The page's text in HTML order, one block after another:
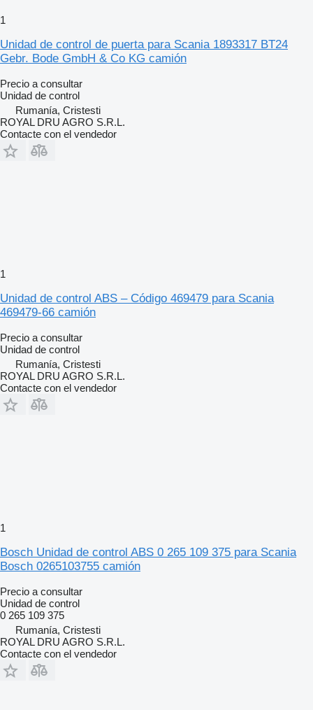
1
Unidad de control de puerta para Scania 1893317 BT24
Gebr. Bode GmbH & Co KG camión
Precio a consultar
Unidad de control
Rumanía, Cristesti
ROYAL DRU AGRO S.R.L.
Contacte con el vendedor
1
Unidad de control ABS – Código 469479 para Scania
469479-66 camión
Precio a consultar
Unidad de control
Rumanía, Cristesti
ROYAL DRU AGRO S.R.L.
Contacte con el vendedor
1
Bosch Unidad de control ABS 0 265 109 375 para Scania
Bosch 0265103755 camión
Precio a consultar
Unidad de control
0 265 109 375
Rumanía, Cristesti
ROYAL DRU AGRO S.R.L.
Contacte con el vendedor